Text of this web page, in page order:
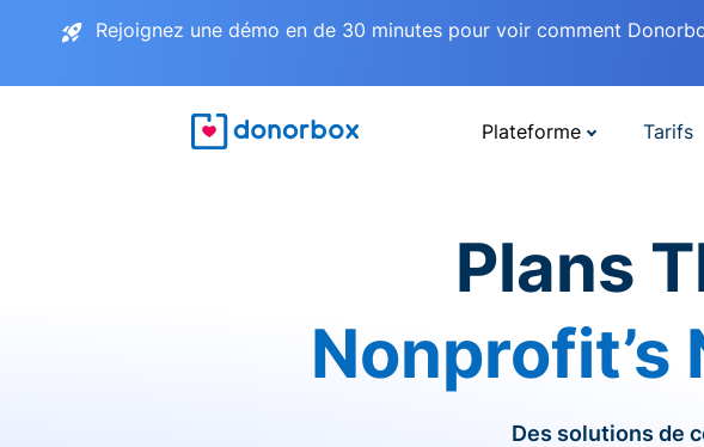
Rejoignez une démo en de 30 minutes pour voir comment
Plateforme Tarifs
Plans
Nonprofit’s
Des solutions de